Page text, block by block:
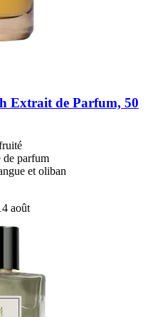
Extrait de Parfum, 50
de parfum
et oliban
août